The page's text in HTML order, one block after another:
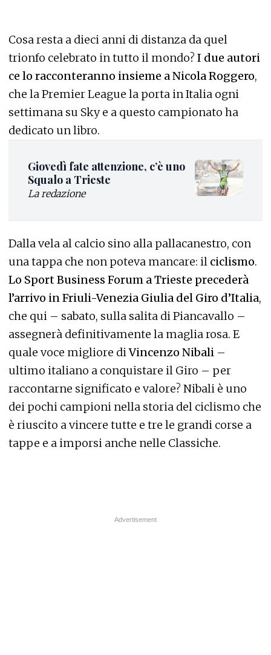
Cosa resta a dieci anni di distanza da quel
trionfo celebrato in tutto il mondo? I due autori
ce lo racconteranno insieme a Nicola Roggero,
che la Premier League la porta in Italia ogni
settimana su Sky e a questo campionato ha
dedicato un libro.
Giovedì fate attenzione, c’è uno
Squalo a Trieste
La redazione
Dalla vela al calcio sino alla pallacanestro, con
una tappa che non poteva mancare: il ciclismo.
Lo Sport Business Forum a Trieste precederà
l’arrivo in Friuli-Venezia Giulia del Giro d’Italia,
che qui – sabato, sulla salita di Piancavallo –
assegnerà definitivamente la maglia rosa. E
quale voce migliore diVincenzo Nibali –
ultimo italiano a conquistare il Giro – per
raccontarne significato e valore? Nibali è uno
dei pochi campioni nella storia del ciclismo che
è riuscito a vincere tutte e tre le grandi corse a
tappe e a imporsi anche nelle Classiche.